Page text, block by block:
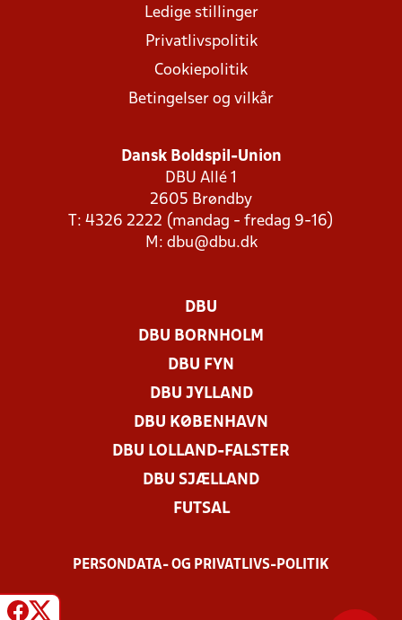
Ledige stillinger
Privatlivspolitik
Cookiepolitik
Betingelser og vilkår
Dansk Boldspil-Union
DBU Allé 1
2605 Brøndby
T: 4326 2222 (mandag - fredag 9-16)
M: dbu@dbu.dk
DBU
DBU BORNHOLM
DBU FYN
DBU JYLLAND
DBU KØBENHAVN
DBU LOLLAND-FALSTER
DBU SJÆLLAND
FUTSAL
PERSONDATA- OG PRIVATLIVS-POLITIK